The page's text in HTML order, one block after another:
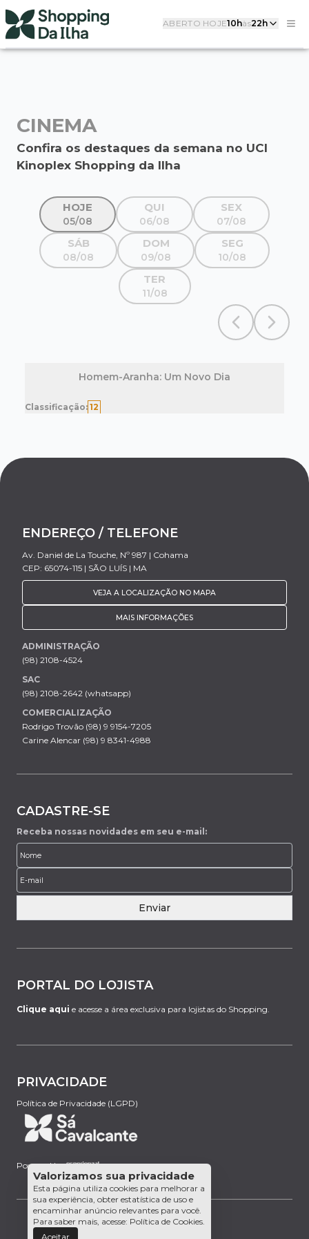
ABERTO HOJE10hàs22h
CINEMA
Confira os destaques da semana no UCI
Kinoplex Shopping da Ilha
HOJE
05/08
QUI
06/08
SEX
07/08
SÁB
08/08
DOM
09/08
SEG
10/08
TER
11/08
Previous slide
Next
Homem-Aranha: Um Novo Dia
Classificação: 12
ENDEREÇO / TELEFONE
Av. Daniel de La Touche, Nº 987 | Cohama
CEP: 65074-115 | SÃO LUÍS | MA
VEJA A LOCALIZAÇÃO NO MAPA
MAIS INFORMAÇÕES
ADMINISTRAÇÃO
(98) 2108-4524
SAC
(98) 2108-2642 (whatsapp)
COMERCIALIZAÇÃO
Rodrigo Trovão (98) 9 9154-7205
Carine Alencar (98) 9 8341-4988
CADASTRE-SE
Receba nossas novidades em seu e-mail:
Enviar
PORTAL DO LOJISTA
Clique aqui e acesse a área exclusiva para lojistas do Shopping.
PRIVACIDADE
Política de Privacidade (LGPD)
Powered by:
Valorizamos sua privacidade
Esta página utiliza cookies para melhorar a
sua experiência, obter estatística de uso e
encaminhar anúncio relevantes para você.
Para saber mais, acesse: Política de Cookies.
Aceitar